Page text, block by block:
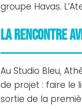
groupe Havas.
La rencontre
Au Studio Bleu,
de projet : faire le
sortie de la